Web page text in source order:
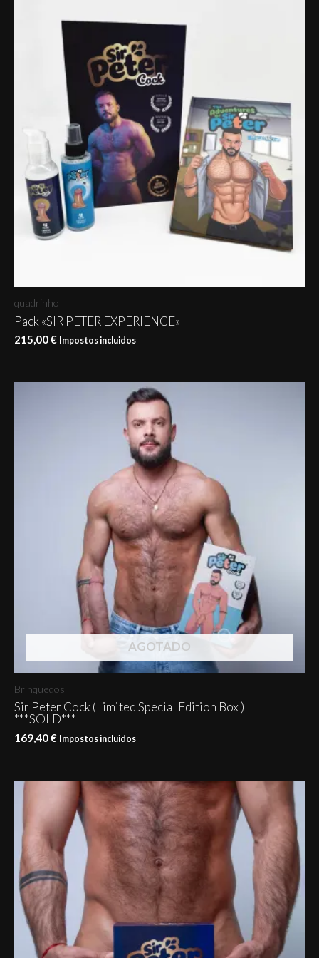
quadrinho
Pack «SIR PETER EXPERIENCE»
215,00€ Impostos incluidos
AGOTADO
Brinquedos
Sir Peter Cock (Limited Special Edition Box )
***SOLD***
169,40€ Impostos incluidos